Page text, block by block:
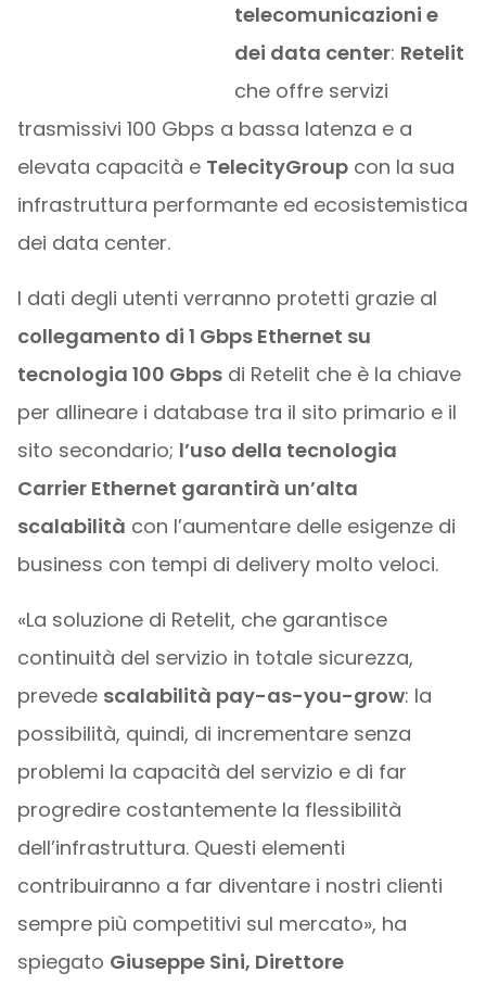
telecomunicazioni e
dei data center: Retelit
che offre servizi
trasmissivi 100 Gbps a bassa latenza e a
elevata capacità e TelecityGroupcon la sua
infrastruttura performante ed ecosistemistica
dei data center.
I dati degli utenti verranno protetti grazie al
collegamento di 1 Gbps Ethernet su
tecnologia 100 Gbpsdi Retelit che è la chiave
per allineare i database tra il sito primario e il
sito secondario; l’uso della tecnologia
Carrier Ethernet garantirà un’alta
scalabilità con l’aumentare delle esigenze di
business con tempi di delivery molto veloci.
«La soluzione di Retelit, che garantisce
continuità del servizio in totale sicurezza,
prevede scalabilità pay-as-you-grow: la
possibilità, quindi, di incrementare senza
problemi la capacità del servizio e di far
progredire costantemente la flessibilità
dell’infrastruttura. Questi elementi
contribuiranno a far diventare i nostri clienti
sempre più competitivi sul mercato», ha
spiegato Giuseppe Sini, Direttore